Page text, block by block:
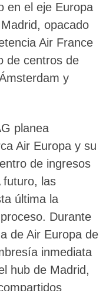
en el eje Europa
opacado
Air France
de centros de
y
planea
Air Europa y su
de ingresos
futuro, las
última la
Durante
de Air Europa de
inmediata
hub de Madrid,